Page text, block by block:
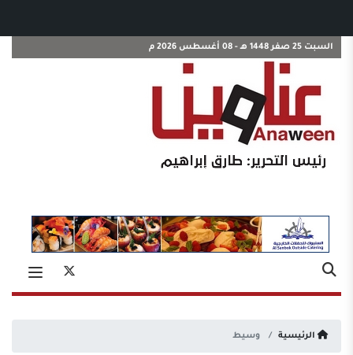
السبت 25 صفر 1448 هـ - 08 أغسطس 2026 م
الرئيسية وسيط